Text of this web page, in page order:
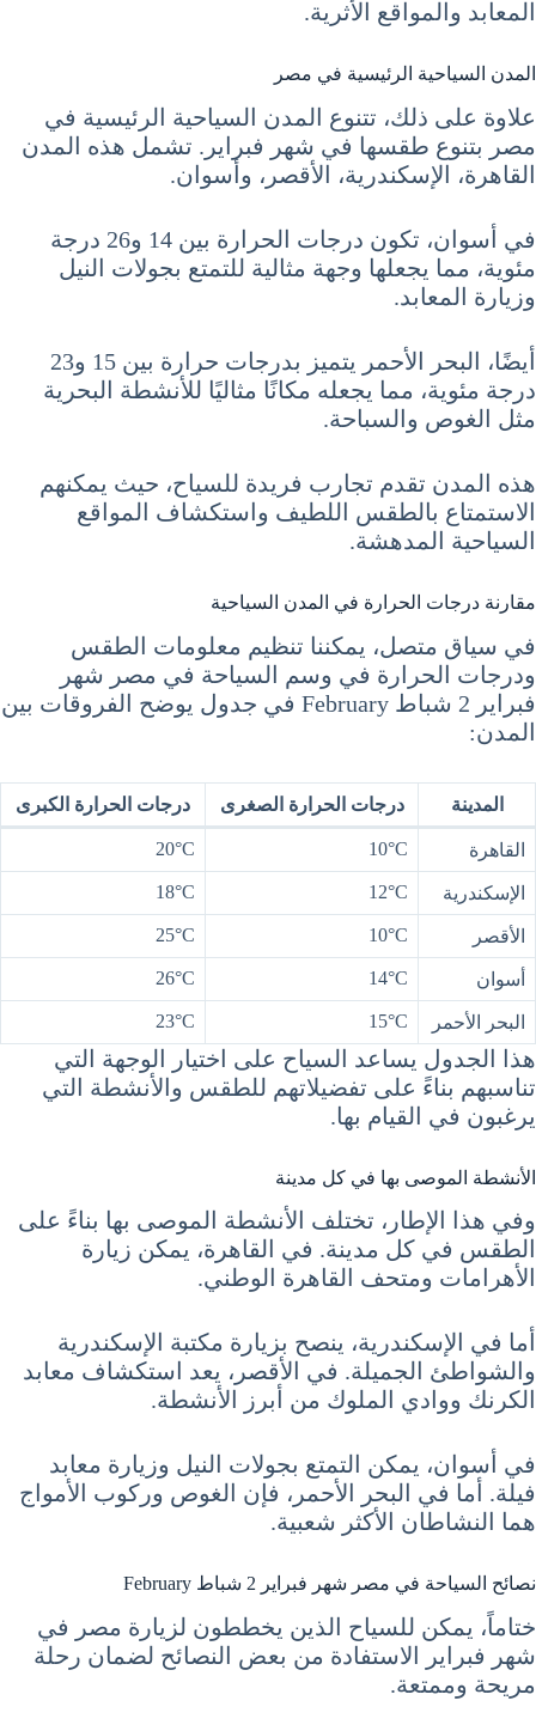
المعابد والمواقع الأثرية.
المدن السياحية الرئيسية في مصر
علاوة على ذلك، تتنوع المدن السياحية الرئيسية في
مصر بتنوع طقسها في شهر فبراير. تشمل هذه المدن
القاهرة، الإسكندرية، الأقصر، وأسوان.
في أسوان، تكون درجات الحرارة بين 14 و26 درجة
مئوية، مما يجعلها وجهة مثالية للتمتع بجولات النيل
وزيارة المعابد.
أيضًا، البحر الأحمر يتميز بدرجات حرارة بين 15 و23
درجة مئوية، مما يجعله مكانًا مثاليًا للأنشطة البحرية
مثل الغوص والسباحة.
هذه المدن تقدم تجارب فريدة للسياح، حيث يمكنهم
الاستمتاع بالطقس اللطيف واستكشاف المواقع
السياحية المدهشة.
مقارنة درجات الحرارة في المدن السياحية
في سياق متصل، يمكننا تنظيم معلومات الطقس
ودرجات الحرارة في وسم السياحة في مصر شهر
فبراير 2 شباط February في جدول يوضح الفروقات بين
المدن:
المدينة درجات الحرارة الصغرى درجات الحرارة الكبرى
القاهرة 10°C
20°C
الإسكندرية 12°C
18°C
الأقصر 10°C
25°C
أسوان 14°C
26°C
البحر الأحمر 15°C
23°C
هذا الجدول يساعد السياح على اختيار الوجهة التي
تناسبهم بناءً على تفضيلاتهم للطقس والأنشطة التي
يرغبون في القيام بها.
الأنشطة الموصى بها في كل مدينة
وفي هذا الإطار، تختلف الأنشطة الموصى بها بناءً على
الطقس في كل مدينة. في القاهرة، يمكن زيارة
الأهرامات ومتحف القاهرة الوطني.
أما في الإسكندرية، ينصح بزيارة مكتبة الإسكندرية
والشواطئ الجميلة. في الأقصر، يعد استكشاف معابد
الكرنك ووادي الملوك من أبرز الأنشطة.
في أسوان، يمكن التمتع بجولات النيل وزيارة معابد
فيلة. أما في البحر الأحمر، فإن الغوص وركوب الأمواج
هما النشاطان الأكثر شعبية.
نصائح السياحة في مصر شهر فبراير 2 شباط February
ختاماً، يمكن للسياح الذين يخططون لزيارة مصر في
شهر فبراير الاستفادة من بعض النصائح لضمان رحلة
مريحة وممتعة.